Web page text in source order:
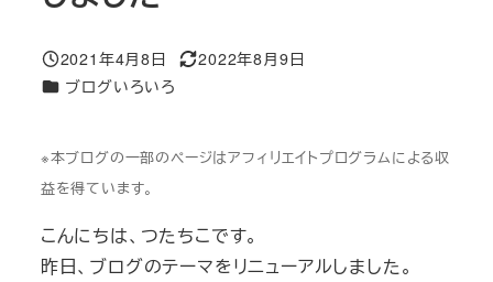
投稿日
2021年4月8日
更新日
2022年8月9日
カテゴリー
ブログいろいろ
※本ブログの一部のページはアフィリエイトプログラムによる収
益を得ています。
こんにちは、つたちこです。
昨日、ブログのテーマをリニューアルしました。